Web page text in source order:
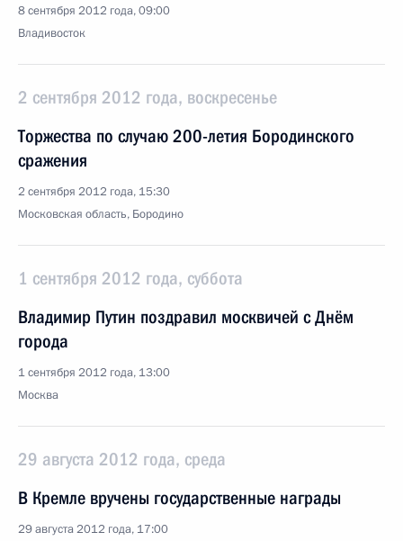
8 сентября 2012 года, 09:00
Владивосток
2 сентября 2012 года, воскресенье
Торжества по случаю 200-летия Бородинского
сражения
2 сентября 2012 года, 15:30
Московская область, Бородино
1 сентября 2012 года, суббота
Владимир Путин поздравил москвичей с Днём
города
1 сентября 2012 года, 13:00
Москва
29 августа 2012 года, среда
В Кремле вручены государственные награды
29 августа 2012 года, 17:00